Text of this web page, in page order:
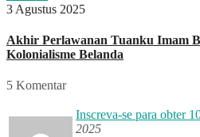
3 Agustus 2025
Akhir Perlawanan Tuanku Imam
Kolonialisme Belanda
5 Komentar
Inscreva-se para obter
2025